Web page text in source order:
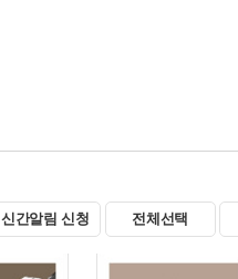
신간알림 신청 전체선택